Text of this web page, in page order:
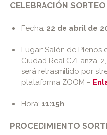
CELEBRACIÓN
Fecha: 22 de abril de
Lugar: Salón de Plenos
Ciudad Real C/Lanza,
será retrasmitido por
plataforma ZOOM –
Hora: 11:15h
PROCEDIMIENTO